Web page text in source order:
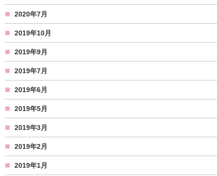
2020年7月
2019年10月
2019年9月
2019年7月
2019年6月
2019年5月
2019年3月
2019年2月
2019年1月